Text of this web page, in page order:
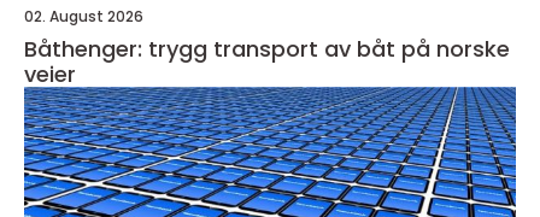
02. August 2026
Båthenger: trygg transport av båt på norske
veier